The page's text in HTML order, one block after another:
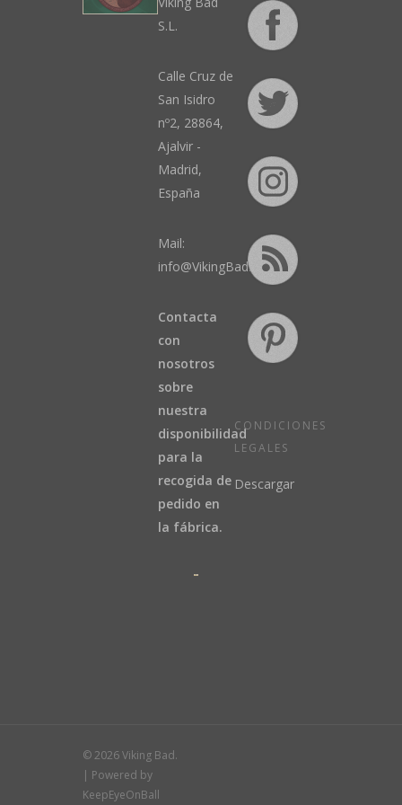
S.L.
Calle Cruz de
San Isidro
nº2, 28864,
Ajalvir -
Madrid,
España
Mail:
info@VikingBad.es
Contacta
con
nosotros
sobre
nuestra
disponibilidad
para la
recogida de
pedido en
la fábrica.
CONDICIONES
LEGALES
Descargar
© 2026 Viking Bad.
| Powered by
KeepEyeOnBall